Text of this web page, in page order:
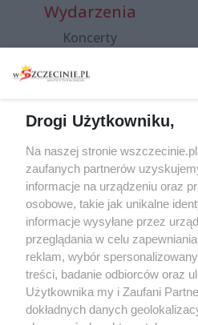
Wydarzenia
Koncerty
Spacery i oprowadzania
targi
Wernisaże
Więcej
Partnerzy
Drogi Użytkowniku,
Na naszej stronie
zaufanych partnerów
informacje na urządzeniu oraz
osobowe, takie jak unikalne
informacje wysyłane przez
przeglądania w celu
reklam, wybór
treści, badanie odbiorców oraz
Użytkownika my i Zaufani
dokładnych danych